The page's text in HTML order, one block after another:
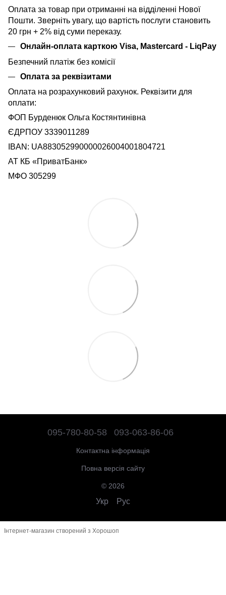
Оплата за товар при отриманні на відділенні Нової
Пошти. Зверніть увагу, що вартість послуги становить
20 грн + 2% від суми переказу.
Онлайн-оплата карткою Visa, Mastercard - LiqPay
Безпечний платіж без комісії
Оплата за реквізитами
Оплата на розрахунковий рахунок. Реквізити для
оплати:
ФОП Бурденюк Ольга Костянтинівна
ЄДРПОУ 3339011289
IBAN: UA883052990000026004001804721
АТ КБ «ПриватБанк»
МФО 305299
095-780-80-58 093-063-86-06
Контактна інформація
Повна версія сайту
© 2026
Укр Рус
Інтернет-магазин створений з Хорошоп